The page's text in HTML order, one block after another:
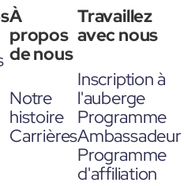
À
propos
de nous
Notre
histoire
Carrières
Travaillez
avec nous
Inscription à
l'auberge
Programme
Ambassadeur
Programme
d'affiliation